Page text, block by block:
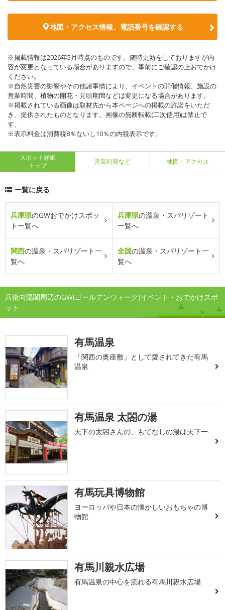
地図・アクセス情報、電話番号を確認する
※掲載情報は2026年5月時点のものです。随時更新をしておりますが内
容が変更となっている場合がありますので、事前にご確認の上おでかけ
ください。
※自然災害の影響やその他諸事情により、イベントの開催情報、施設の
営業時間、植物の開花・見頃期間などは変更になる場合があります。
※掲載されている画像は取材先から本ページへの掲載の許諾をいただ
き、提供されたものとなります。画像の無断転載(二次使用)は禁止で
す。
※表示料金は消費税8％ないし10％の内税表示です。
スポット詳細
トップ
営業時間など 地図・アクセス
一覧に戻る
兵庫県のGWおでかけスポッ
ト一覧へ
兵庫県の温泉・スパリゾート
一覧へ
関西の温泉・スパリゾート一
覧へ
全国の温泉・スパリゾート一
覧へ
兵衛向陽閣周辺のGW(ゴールデンウィーク)イベント・おでかけスポ
ット
有馬温泉
「関西の奥座敷」として愛されてきた有馬
温泉
有馬温泉 太閤の湯
天下の太閤さんの、もてなしの湯は天下一
有馬玩具博物館
ヨーロッパや日本の懐かしいおもちゃの博
物館
有馬川親水広場
有馬温泉の中心を流れる有馬川親水広場